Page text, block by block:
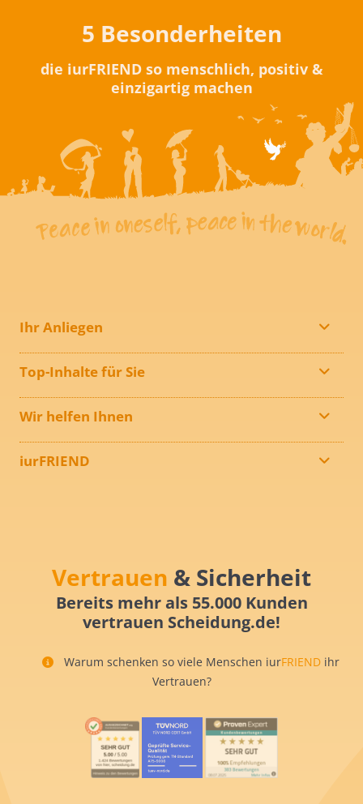
5 Besonderheiten
die iurFRIEND so menschlich, positiv &
einzigartig machen
Ihr Anliegen
Top-Inhalte für Sie
Wir helfen Ihnen
iurFRIEND
Vertrauen & Sicherheit
Bereits mehr als 55.000 Kunden
vertrauen Scheidung.de!
Warum schenken so viele Menschen iurFRIEND ihr
Vertrauen?